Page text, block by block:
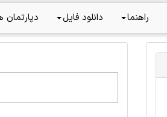
راهنما دانلود فایل دپارتمان